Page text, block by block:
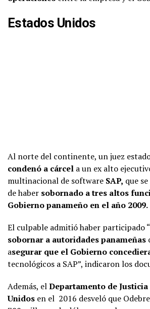
Estados Unidos
Al norte del continente, un juez
condenó a cárcel a un ex alto
multinacional de software SAP, que
de haber sobornado a tres altos
Gobierno panameño en el año 2009.
El culpable admitió haber participado
sobornar a autoridades panameñas
asegurar que el Gobierno
tecnológicos a SAP”, indicaron los
Además, elDepartamento de Justicia
Unidos en el 2016 desveló que